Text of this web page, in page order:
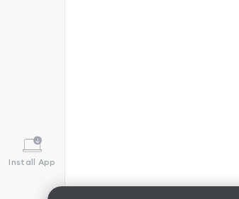
Install App